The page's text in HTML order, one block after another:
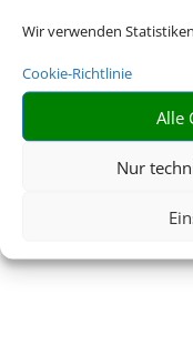
Wir verwenden
Cookie-Richtlinie
Alle
Nur